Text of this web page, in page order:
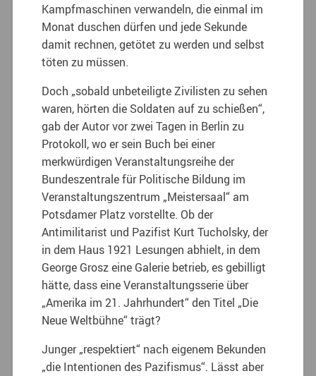
Kampfmaschinen verwandeln, die einmal im
Monat duschen dürfen und jede Sekunde
damit rechnen, getötet zu werden und selbst
töten zu müssen.
Doch „sobald unbeteiligte Zivilisten zu sehen
waren, hörten die Soldaten auf zu schießen“,
gab der Autor vor zwei Tagen in Berlin zu
Protokoll, wo er sein Buch bei einer
merkwürdigen Veranstaltungsreihe der
Bundeszentrale für Politische Bildung im
Veranstaltungszentrum „Meistersaal“ am
Potsdamer Platz vorstellte. Ob der
Antimilitarist und Pazifist Kurt Tucholsky, der
in dem Haus 1921 Lesungen abhielt, in dem
George Grosz eine Galerie betrieb, es gebilligt
hätte, dass eine Veranstaltungsserie über
„Amerika im 21. Jahrhundert“ den Titel „Die
Neue Weltbühne“ trägt?
Junger „respektiert“ nach eigenem Bekunden
„die Intentionen des Pazifismus“. Lässt aber